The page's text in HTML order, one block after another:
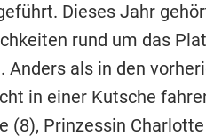
Dieses Jahr
rund um das
Anders als in den
in einer Kutsche
(8), Prinzessin